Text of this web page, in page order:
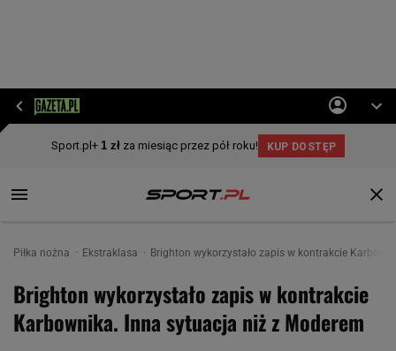
Piłka nożna Ekstraklasa Brighton wykorzystało zapis w kontrakcie
Brighton wykorzystało zapis w kontrakcie
Karbownika. Inna sytuacja niż z Moderem